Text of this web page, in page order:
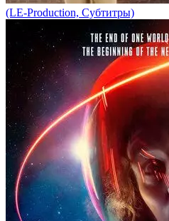
(LE-Production, Субтитры)